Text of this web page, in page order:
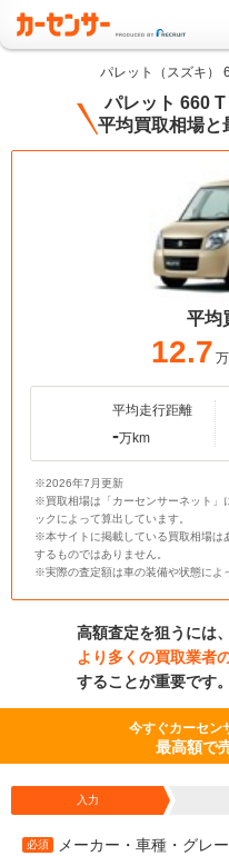
パレット（スズキ）
パレット 660 T
平均買取相場と
平均
12.7
平均走行距離
-万km
※2026年7月更新
※買取相場は「カーセンサーネット」
ックによって算出しています。
※本サイトに掲載している買取相場は
するものではありません。
※実際の査定額は車の装備や状態によ
高額査定を狙うには、
より多くの買取業者
することが重要です。
今すぐカーセン
最高額で
入力
必須 メーカー・車種・グレ